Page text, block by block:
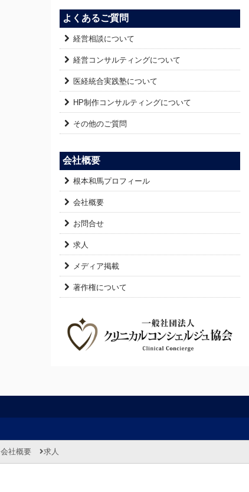
よくあるご質問
経営相談について
経営コンサルティングについて
医経統合実践塾について
HP制作コンサルティングについて
その他のご質問
会社概要
根本和馬プロフィール
会社概要
お問合せ
求人
メディア掲載
著作権について
会社概要 求人